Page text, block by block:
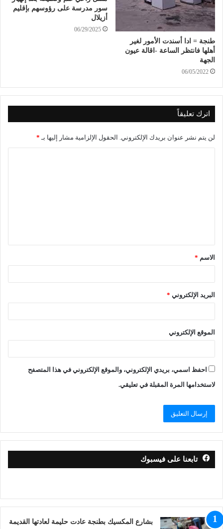
طنجة = ادا أسندت الأمور لغير
أهلها فانتظر الساعة -اقالة عيون
الجهة
06/05/2022
سور مدرسة على رؤوسهم بإقليم
أزيلال
06/29/2025
اترك تعليقاً
لن يتم نشر عنوان بريدك الإلكتروني. الحقول الإلزامية مشار إليها بـ *
الاسم *
البريد الإلكتروني *
الموقع الإلكتروني
احفظ اسمي، بريدي الإلكتروني، والموقع الإلكتروني في هذا المتصفح
لاستخدامها المرة المقبلة في تعليقي.
تابعنا على فيسبوك
بشارع المكسيك بطنجة عادت حليمة لعادتها القديمة